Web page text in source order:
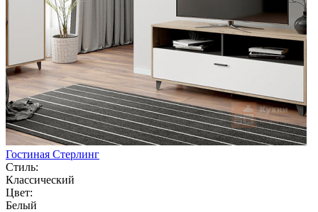
Гостиная Стерлинг
Стиль:
Классический
Цвет:
Белый